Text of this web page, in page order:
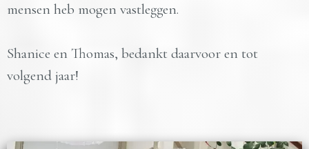
mensen heb mogen vastleggen.
Shanice en Thomas, bedankt daarvoor en tot
volgend jaar!